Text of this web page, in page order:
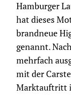
Hamburger
hat dieses
brandneue
genannt.
mehrfach
mit der
Marktauftritt